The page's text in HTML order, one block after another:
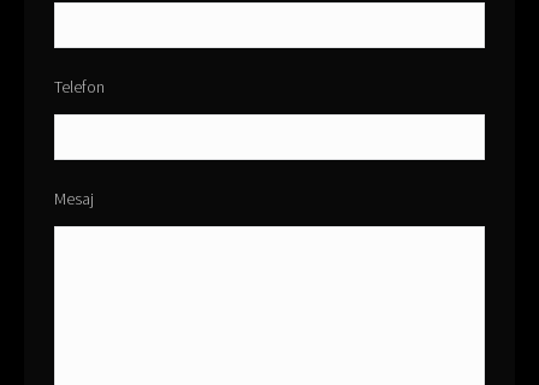
Telefon
Mesaj